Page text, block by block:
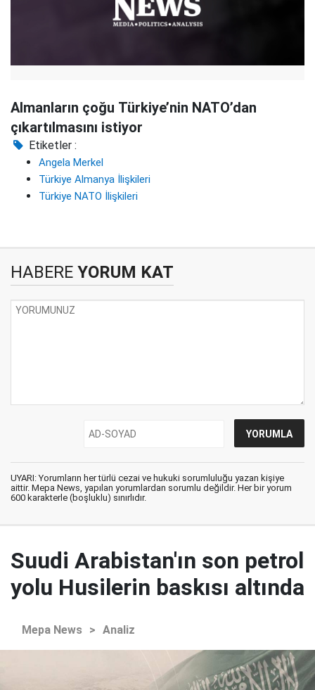
Almanların çoğu Türkiye’nin NATO’dan
çıkartılmasını istiyor
Etiketler :
Angela Merkel
Türkiye Almanya İlişkileri
Türkiye NATO İlişkileri
HABERE YORUM KAT
UYARI: Yorumların her türlü cezai ve hukuki sorumluluğu yazan kişiye
aittir. Mepa News, yapılan yorumlardan sorumlu değildir. Her bir yorum
600 karakterle (boşluklu) sınırlıdır.
Suudi Arabistan'ın son petrol
yolu Husilerin baskısı altında
Mepa News > Analiz